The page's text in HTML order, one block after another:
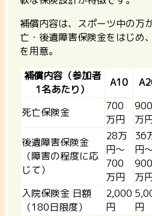
補償内容は、スポーツ中の万
亡・後遺障害保険金をはじめ
を用意。
補償内容（参加者
1名あたり）
A10
死亡保険金
700
万円
900
万
後遺障害保険金
（障害の程度に応
じて）
28万
円〜
700
万円
36
円
900
万
入院保険金 日額
（180日限度）
2,000
円
円